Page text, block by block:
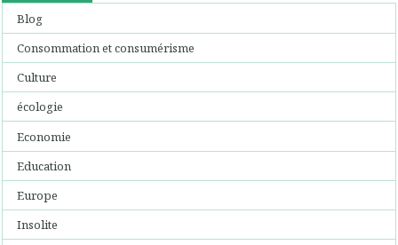
Blog
Consommation et consumérisme
Culture
écologie
Economie
Education
Europe
Insolite